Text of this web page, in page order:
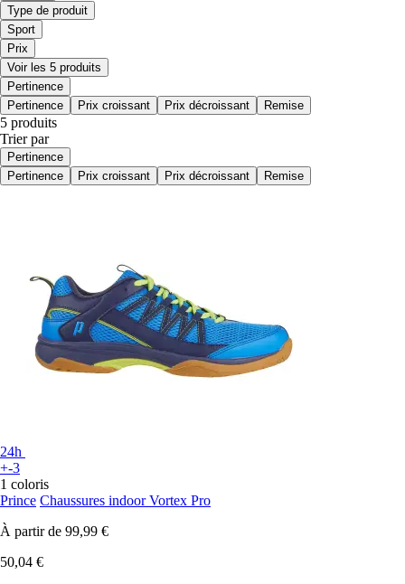
Type de produit
Sport
Prix
Voir les 5 produits
Pertinence
Pertinence
Prix croissant Prix décroissant Remise
5 produits
Trier par
Pertinence
Pertinence
Prix croissant Prix décroissant Remise
24h
+-3
1 coloris
Prince Chaussures indoor Vortex Pro
À partir de 99,99 €
50,04 €